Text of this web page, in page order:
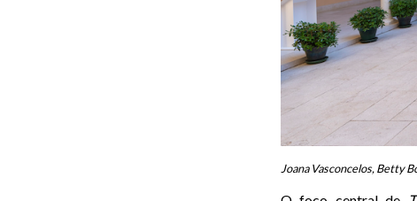
Joana Vasconcelos, Betty